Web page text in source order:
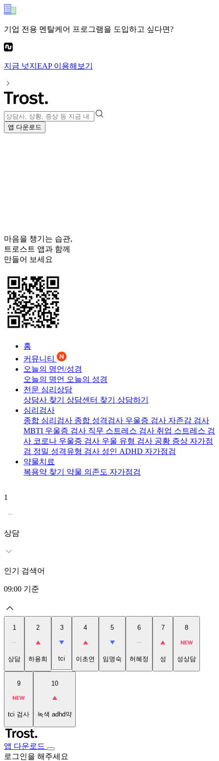
기업 전용 멘탈케어 프로그램을 도입하고 싶다면?
지금 넛지EAP이용해보기
앱 다운로드
마음을 챙기는 습관,
트로스트 앱과 함께
만들어 보세요
홈
커뮤니티
오늘의 명언/성경
오늘의 명언 오늘의 성경
전문 심리상담
상담사 찾기 상담센터 찾기 상담하기
심리검사
종합 심리검사 종합 성격검사 우울증 검사 자존감 검사
MBTI 우울증 검사 직무 스트레스 검사 취업 스트레스 검
사 코로나 우울증 검사 우울 유형 검사 공황 증상 자가점
검 정밀 성격유형 검사 성인 ADHD 자가점검
약물치료
복용약 찾기 약물 의존도 자가점검
1
상담
인기 검색어
09:00 기준
1
상담
2
하용희
3
tci
4
이초연
5
임명숙
6
허혜정
7
성
8
성상담
9
tci 검사
10
녹색 adhd약
앱 다운로드
로그인을 해주세요